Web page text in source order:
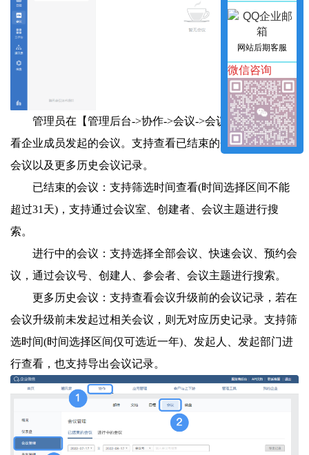
管理员在【管理后台->协作->会议->会议管理】中可查
看企业成员发起的会议。支持查看已结束的会议、进行中的
会议以及更多历史会议记录。
已结束的会议：支持筛选时间查看(时间选择区间不能
超过31天)，支持通过会议室、创建者、会议主题进行搜
索。
进行中的会议：支持选择全部会议、快速会议、预约会
议，通过会议号、创建人、参会者、会议主题进行搜索。
更多历史会议：支持查看会议升级前的会议记录，若在
会议升级前未发起过相关会议，则无对应历史记录。支持筛
选时间(时间选择区间仅可选近一年)、发起人、发起部门进
行查看，也支持导出会议记录。
网站后期客服
微信咨询